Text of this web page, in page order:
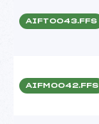
AIFT0043.FFS
AIFM0042.FFS